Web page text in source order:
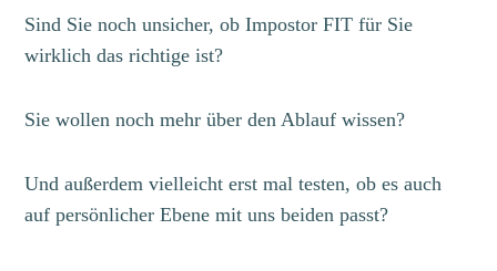
Sind Sie noch unsicher, ob Impostor FIT für Sie
wirklich das richtige ist?
Sie wollen noch mehr über den Ablauf wissen?
Und außerdem vielleicht erst mal testen, ob es auch
auf persönlicher Ebene mit uns beiden passt?